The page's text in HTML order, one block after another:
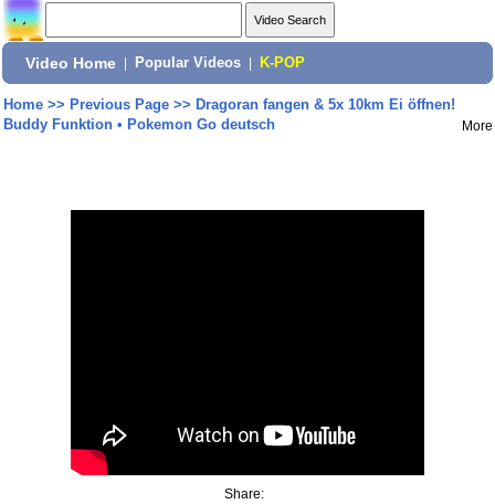
Video Home Popular Videos K-POP
Home>> Previous Page>> Dragoran fangen & 5x 10km Ei öffnen!
Buddy Funktion • Pokemon Go deutsch
More
Share: